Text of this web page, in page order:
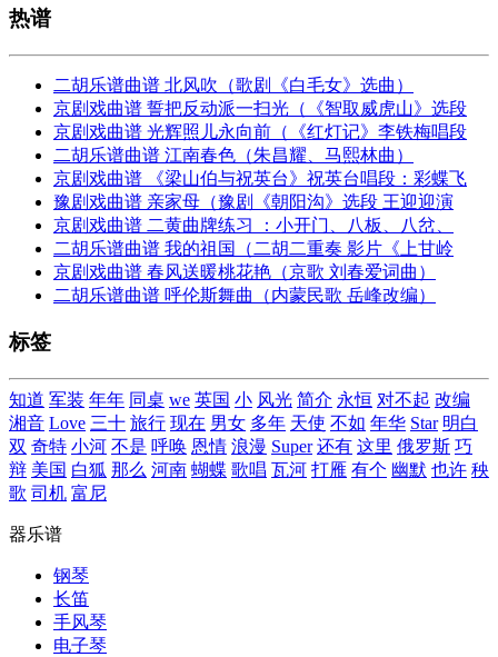
热谱
二胡乐谱曲谱 北风吹（歌剧《白毛女》选曲）
京剧戏曲谱 誓把反动派一扫光（《智取威虎山》选段
京剧戏曲谱 光辉照儿永向前（《红灯记》李铁梅唱段
二胡乐谱曲谱 江南春色（朱昌耀、马熙林曲）
京剧戏曲谱 《梁山伯与祝英台》祝英台唱段：彩蝶飞
豫剧戏曲谱 亲家母（豫剧《朝阳沟》选段 王迎迎演
京剧戏曲谱 二黄曲牌练习 ：小开门、八板、八岔、
二胡乐谱曲谱 我的祖国（二胡二重奏 影片《上甘岭
京剧戏曲谱 春风送暖桃花艳（京歌 刘春爱词曲）
二胡乐谱曲谱 呼伦斯舞曲（内蒙民歌 岳峰改编）
标签
知道 军装 年年 同桌 we 英国 小 风光 简介 永恒 对不起 改编
湘音 Love 三十 旅行 现在 男女 多年 天使 不如 年华 Star 明白
双 奇特 小河 不是 呼唤 恩情 浪漫 Super 还有 这里 俄罗斯 巧
辩 美国 白狐 那么 河南 蝴蝶 歌唱 瓦河 打雁 有个 幽默 也许 秧
歌 司机 富尼
器乐谱
钢琴
长笛
手风琴
电子琴